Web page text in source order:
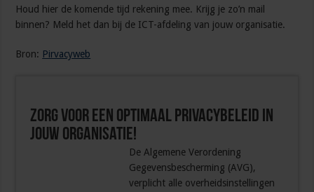
Houd hier de komende tijd rekening mee. Krijg je zo’n mail
binnen? Meld het dan bij de ICT-afdeling van jouw organisatie.
Bron: Pirvacyweb
Zorg voor een optimaal Privacybeleid in
jouw organisatie!
De Algemene Verordening
Gegevensbescherming (AVG),
verplicht alle overheidsinstellingen